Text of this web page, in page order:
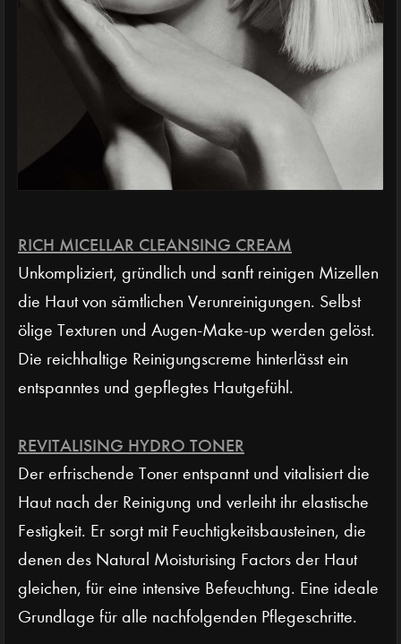
RICH MICELLAR CLEANSING CREAM
Unkompliziert, gründlich und sanft reinigen Mizellen
die Haut von sämtlichen Verunreinigungen. Selbst
ölige Texturen und Augen-Make-up werden gelöst.
Die reichhaltige Reinigungscreme hinterlässt ein
entspanntes und gepflegtes Hautgefühl.
REVITALISING HYDRO TONER
Der erfrischende Toner entspannt und vitalisiert die
Haut nach der Reinigung und verleiht ihr elastische
Festigkeit. Er sorgt mit Feuchtigkeitsbausteinen, die
denen des Natural Moisturising Factors der Haut
gleichen, für eine intensive Befeuchtung. Eine ideale
Grundlage für alle nachfolgenden Pflegeschritte.